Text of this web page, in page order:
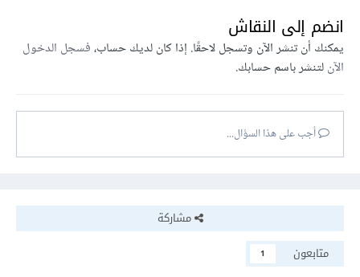
انضم إلى النقاش
يمكنك أن تنشر الآن وتسجل لاحقًا. إذا كان لديك حساب،فسجل الدخول
الآنلتنشر باسم حسابك.
أجب على هذا السؤال...
مشاركة
متابعون
1